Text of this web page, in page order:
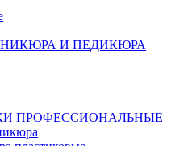
И ПЕДИКЮРА
ПРОФЕССИОНАЛЬНЫЕ